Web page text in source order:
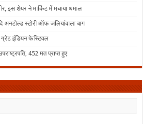
इस शेयर ने मार्किट में मचाया धमाल
अनटोल्ड स्टोरी ऑफ जलियांवाला बाग
इंडियन फेस्टिवल
452 मत प्राप्त हुए